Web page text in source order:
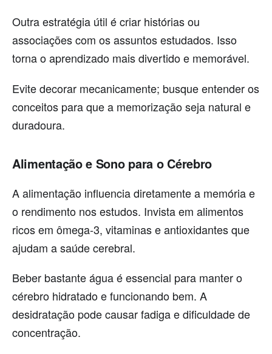
Outra estratégia útil é criar histórias ou
associações com os assuntos estudados. Isso
torna o aprendizado mais divertido e memorável.
Evite decorar mecanicamente; busque entender os
conceitos para que a memorização seja natural e
duradoura.
Alimentação e Sono para o Cérebro
A alimentação influencia diretamente a memória e
o rendimento nos estudos. Invista em alimentos
ricos em ômega-3, vitaminas e antioxidantes que
ajudam a saúde cerebral.
Beber bastante água é essencial para manter o
cérebro hidratado e funcionando bem. A
desidratação pode causar fadiga e dificuldade de
concentração.